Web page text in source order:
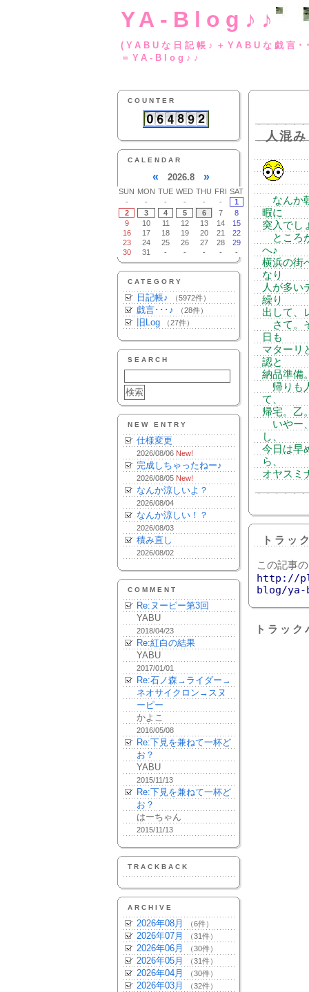
YA-Blog♪♪
(YABUな日記帳♪
＝YA-Blog♪♪
COUNTER
CALENDAR
« 2026.8 »
SUN MON TUE WED THU FRI SAT
-
- - - - -
1
2
3 4 5 6 7
8
9
10 11 12 13 14
15
16
17 18 19 20 21
22
23
24 25 26 27 28
29
30
31 - - - - -
CATEGORY
日記帳♪ （5972件）
戯言･･･♪ （28件）
旧Log （27件）
SEARCH
NEW ENTRY
仕様変更
2026/08/06 New!
完成しちゃったねー♪
2026/08/05 New!
なんか涼しいよ？
2026/08/04
なんか涼しい！？
2026/08/03
積み直し
2026/08/02
COMMENT
Re:ヌーピー第3回
YABU
2018/04/23
Re:紅白の結果
YABU
2017/01/01
Re:石ノ森→ライダー→
ネオサイクロン→スヌ
ーピー
かよこ
2016/05/08
Re:下見を兼ねて一杯ど
お？
YABU
2015/11/13
Re:下見を兼ねて一杯ど
お？
はーちゃん
2015/11/13
TRACKBACK
ARCHIVE
2026年08月 （6件）
2026年07月 （31件）
2026年06月 （30件）
2026年05月 （31件）
2026年04月 （30件）
2026年03月 （32件）
人混み
なんか
暇に
突入でし
ところ
へ♪
横浜の街
なり
人が多い
繰り
出して、
さて。
日も
マターリ
認と
納品準備
帰りも
て、
帰宅。乙
いやー
し、
今日は早
ら、
オヤスミ
トラッ
この記事
http://
blog/ya-
トラッ